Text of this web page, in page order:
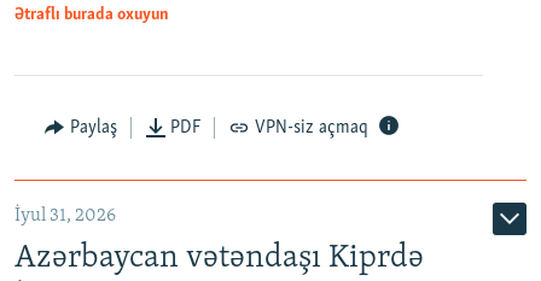
Ətraflı burada oxuyun
Paylaş PDF VPN-siz açmaq
İyul 31, 2026
Azərbaycan vətəndaşı Kiprdə